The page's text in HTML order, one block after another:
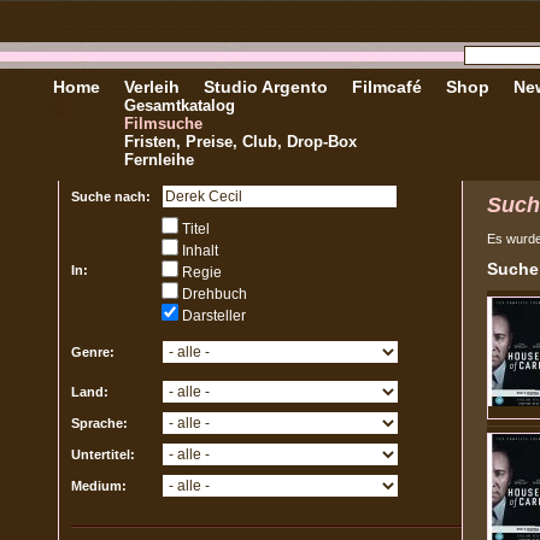
Home Verleih
Gesamtkatalog
Filmsuche
Fristen, Preise, Club, Drop-Box
Fernleihe
Studio Argento Filmcafé Shop
Suche nach:
In:
Titel
Inhalt
Regie
Drehbuch
Darsteller
Genre:
Land:
Sprache:
Untertitel:
Medium:
Es